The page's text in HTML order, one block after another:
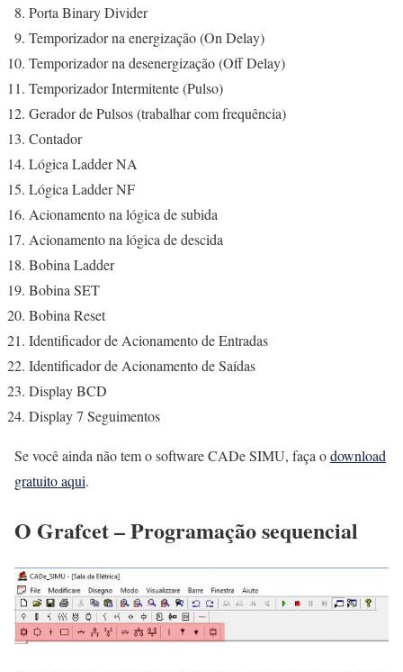
Porta Binary Divider
Temporizador na energização (On Delay)
Temporizador na desenergização (Off Delay)
Temporizador Intermitente (Pulso)
Gerador de Pulsos (trabalhar com frequência)
Contador
Lógica Ladder NA
Lógica Ladder NF
Acionamento na lógica de subida
Acionamento na lógica de descida
Bobina Ladder
Bobina SET
Bobina Reset
Identificador de Acionamento de Entradas
Identificador de Acionamento de Saídas
Display BCD
Display 7 Seguimentos
Se você ainda não tem o software CADe SIMU, faça odownload
gratuito aqui.
O Grafcet – Programação sequencial